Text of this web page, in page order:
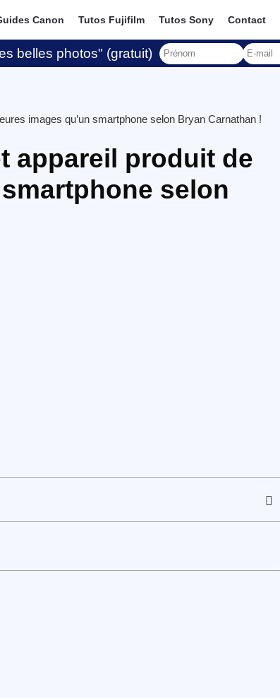
Canon Tutos Fujifilm Tutos Sony Contact
belles photos" (gratuit)
images qu’un smartphone selon Bryan Carnathan !
appareil produit de
selon